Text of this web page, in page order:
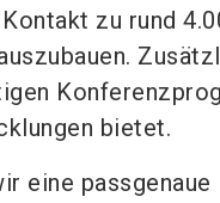
zu rund
bietet.
eine